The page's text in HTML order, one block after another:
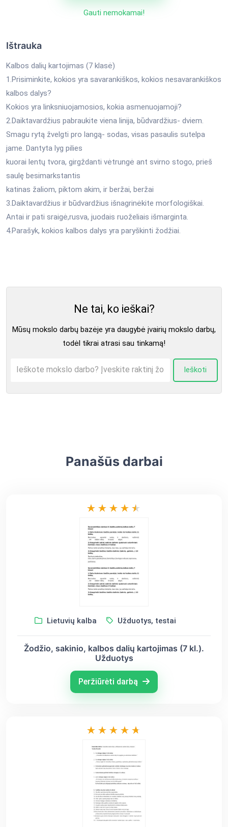
Gauti nemokamai!
Ištrauka
Kalbos dalių kartojimas (7 klasė)
1.Prisiminkite, kokios yra savarankiškos, kokios nesavarankiškos
kalbos dalys?
Kokios yra linksniuojamosios, kokia asmenuojamoji?
2.Daiktavardžius pabraukite viena linija, būdvardžius- dviem.
Smagu rytą žvelgti pro langą- sodas, visas pasaulis sutelpa
jame. Dantyta lyg pilies
kuorai lentų tvora, girgždanti vėtrungė ant svirno stogo, prieš
saulę besimarkstantis
katinas žaliom, piktom akim, ir beržai, beržai
3.Daiktavardžius ir būdvardžius išnagrinėkite morfologiškai.
Antai ir pati sraigė,rusva, juodais ruoželiais išmarginta.
4.Parašyk, kokios kalbos dalys yra paryškinti žodžiai.
Ne tai, ko ieškai?
Mūsų mokslo darbų bazėje yra daugybė įvairių mokslo darbų,
todėl tikrai atrasi sau tinkamą!
Ieškoti
Panašūs darbai
Lietuvių kalba Užduotys, testai
Žodžio, sakinio, kalbos dalių kartojimas (7 kl.).
Užduotys
Peržiūrėti darbą